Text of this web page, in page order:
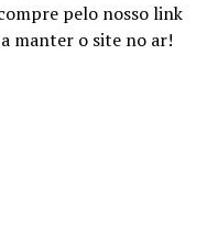
pelo nosso link
manter o site no ar!